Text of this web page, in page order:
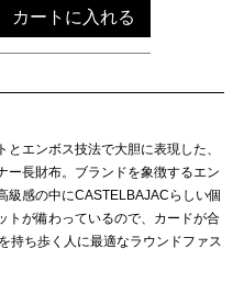
カートに入れる
エンボス技法で大胆に表現した、
ー長財布。ブランドを象徴するエン
級感の中にCASTELBAJACらしい個
トが備わっているので、カードが合
持ち歩く人に最適なラウンドファス